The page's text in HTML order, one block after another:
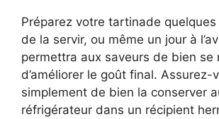
Préparez votre tartinade
de la servir, ou même un jour à
permettra aux saveurs de bien se
d’améliorer le goût final. Assurez-
simplement de bien la conserver
réfrigérateur dans un récipient